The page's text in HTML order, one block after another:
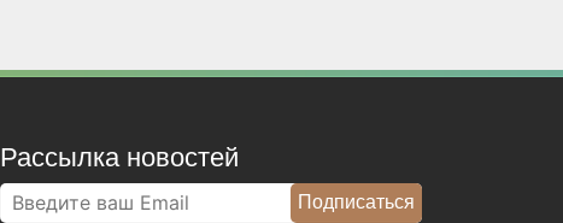
Рассылка новостей